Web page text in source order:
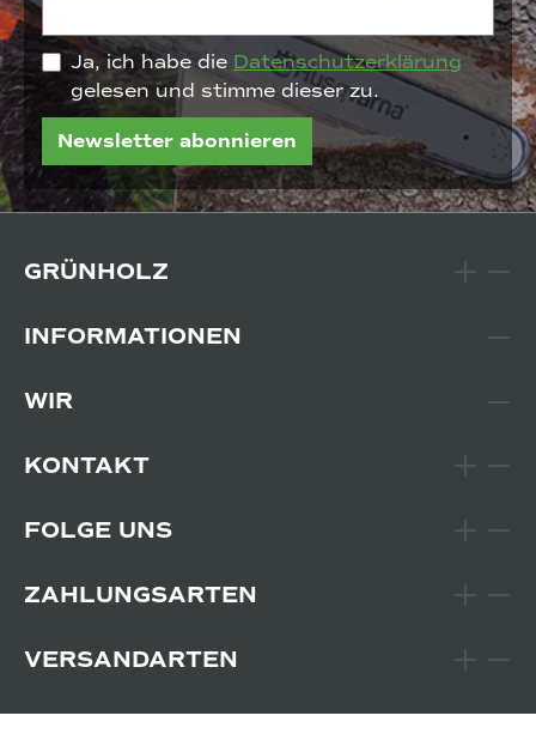
Ja, ich habe die Datenschutzerklärung
gelesen und stimme dieser zu.
Newsletter abonnieren
GRÜNHOLZ
INFORMATIONEN
WIR
KONTAKT
FOLGE UNS
ZAHLUNGSARTEN
VERSANDARTEN